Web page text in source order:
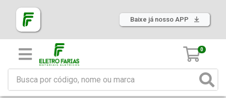
Baixe já nosso APP
0